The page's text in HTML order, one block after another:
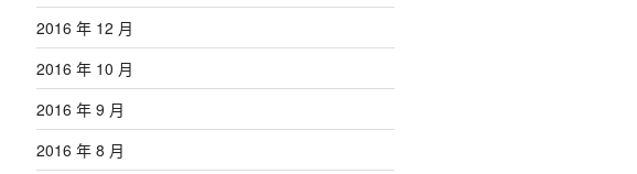
2016 年 12 月
2016 年 10 月
2016 年 9 月
2016 年 8 月